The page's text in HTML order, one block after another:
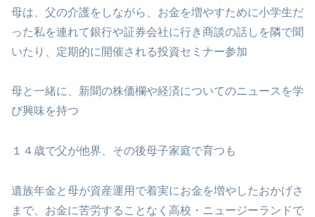
母は、父の介護をしながら、お金を増やすために小学生だ
った私を連れて銀行や証券会社に行き商談の話しを隣で聞
いたり、定期的に開催される投資セミナー参加
母と一緒に、新聞の株価欄や経済についてのニュースを学
び興味を持つ
１４歳で父が他界、その後母子家庭で育つも
遺族年金と母が資産運用で着実にお金を増やしたおかげさ
まで、お金に苦労することなく高校・ニュージーランドで